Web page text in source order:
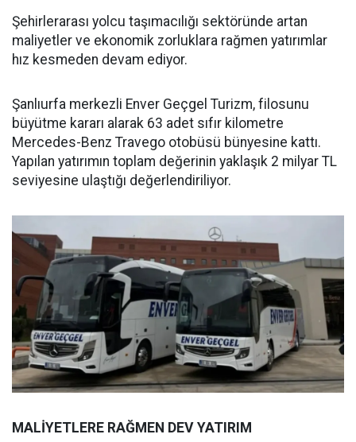
Şehirlerarası yolcu taşımacılığı sektöründe artan
maliyetler ve ekonomik zorluklara rağmen yatırımlar
hız kesmeden devam ediyor.
Şanlıurfa merkezli Enver Geçgel Turizm, filosunu
büyütme kararı alarak 63 adet sıfır kilometre
Mercedes-Benz Travego otobüsü bünyesine kattı.
Yapılan yatırımın toplam değerinin yaklaşık 2 milyar TL
seviyesine ulaştığı değerlendiriliyor.
MALİYETLERE RAĞMEN DEV YATIRIM